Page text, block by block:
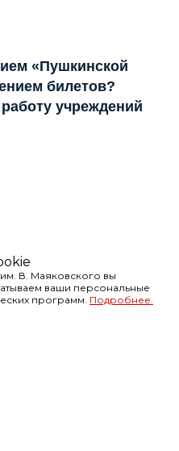
«Пушкинской
билетов?
учреждений
В. Маяковского вы
ваши персональные
программ. Подробнее.